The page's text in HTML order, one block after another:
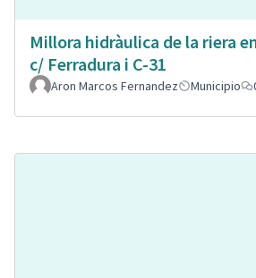
Millora hidràulica de la riera
c/ Ferradura i C-31
Aron Marcos Fernandez Municipio